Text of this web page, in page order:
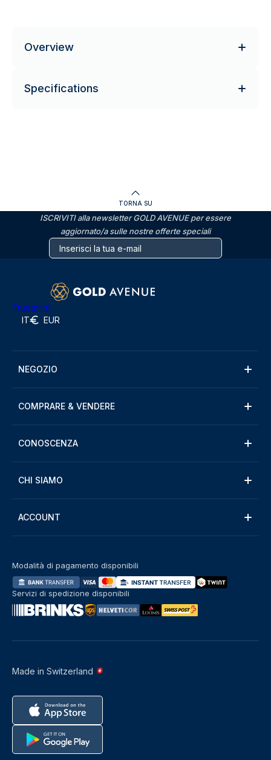
Overview
Specifications
TORNA SU
ISCRIVITI alla newsletter GOLD AVENUE per essere
aggiornato/a sulle nostre offerte speciali
Trustpilot
IT EUR
NEGOZIO
COMPRARE & VENDERE
CONOSCENZA
CHI SIAMO
ACCOUNT
Made in Switzerland
Modalità di pagamento disponibili
Servizi di spedizione disponibili